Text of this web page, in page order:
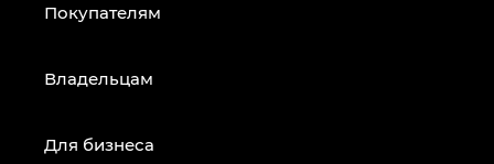
Покупателям
Владельцам
Для бизнеса